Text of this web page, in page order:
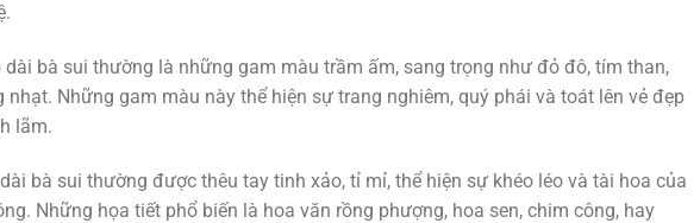
dài bà sui thường là những gam màu trầm ấm, sang trọng như đỏ đô, tím than,
nhạt. Những gam màu này thể hiện sự trang nghiêm, quý phái và toát lên vẻ đẹp
lãm.
bà sui thường được thêu tay tinh xảo, tỉ mỉ, thể hiện sự khéo léo và tài hoa của
Những họa tiết phổ biến là hoa văn rồng phượng, hoa sen, chim công, hay